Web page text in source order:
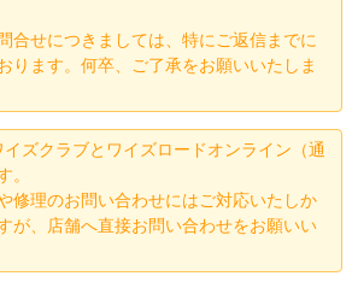
合せにつきましては、特にご返信までに
ります。何卒、ご了承をお願いいたしま
ズクラブとワイズロードオンライン（通
。
修理のお問い合わせにはご対応いたしか
が、店舗へ直接お問い合わせをお願いい